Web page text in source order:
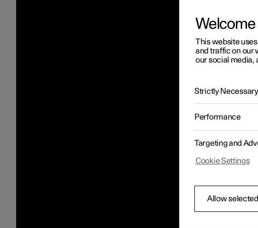
Welcome
This website
and traffic on our
our social media,
Strictly Necessary
Performance
Targeting and
Cookie Settings
Allow selected